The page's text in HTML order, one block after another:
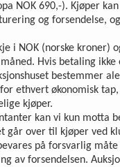
NOK 690,-). Kjøper
og forsendelse,
i NOK (norske kroner)
Hvis betaling
bestemmer
ethvert økonomisk
kjøper.
kan vi kun motta
går over til kjøper ved
på forsvarlig
av forsendelsen.